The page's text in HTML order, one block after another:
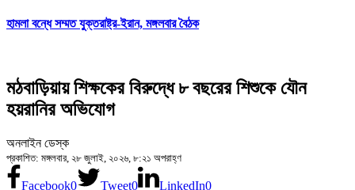
হামলা বন্ধে সম্মত যুক্তরাষ্ট্র-ইরান, মঙ্গলবার বৈঠক
মঠবাড়িয়ায় শিক্ষকের বিরুদ্ধে ৮ বছরের শিশুকে যৌন
হয়রানির অভিযোগ
অনলাইন ডেস্ক
প্রকাশিত: মঙ্গলবার, ২৮ জুলাই, ২০২৬, ৮:২১ অপরাহ্ণ
Facebook0 Tweet0 LinkedIn0